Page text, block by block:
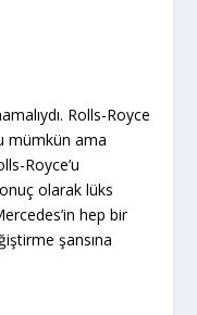
Rolls-Royce
mümkün ama
Royce’u
olarak lüks
hep bir
şansına